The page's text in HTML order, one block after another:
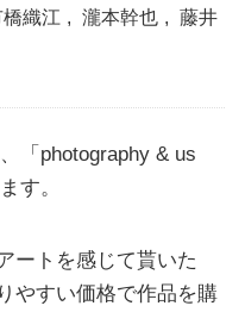
織江 , 瀧本幹也 , 藤井
「photography & us
す。
ートを感じて貰いた
やすい価格で作品を購